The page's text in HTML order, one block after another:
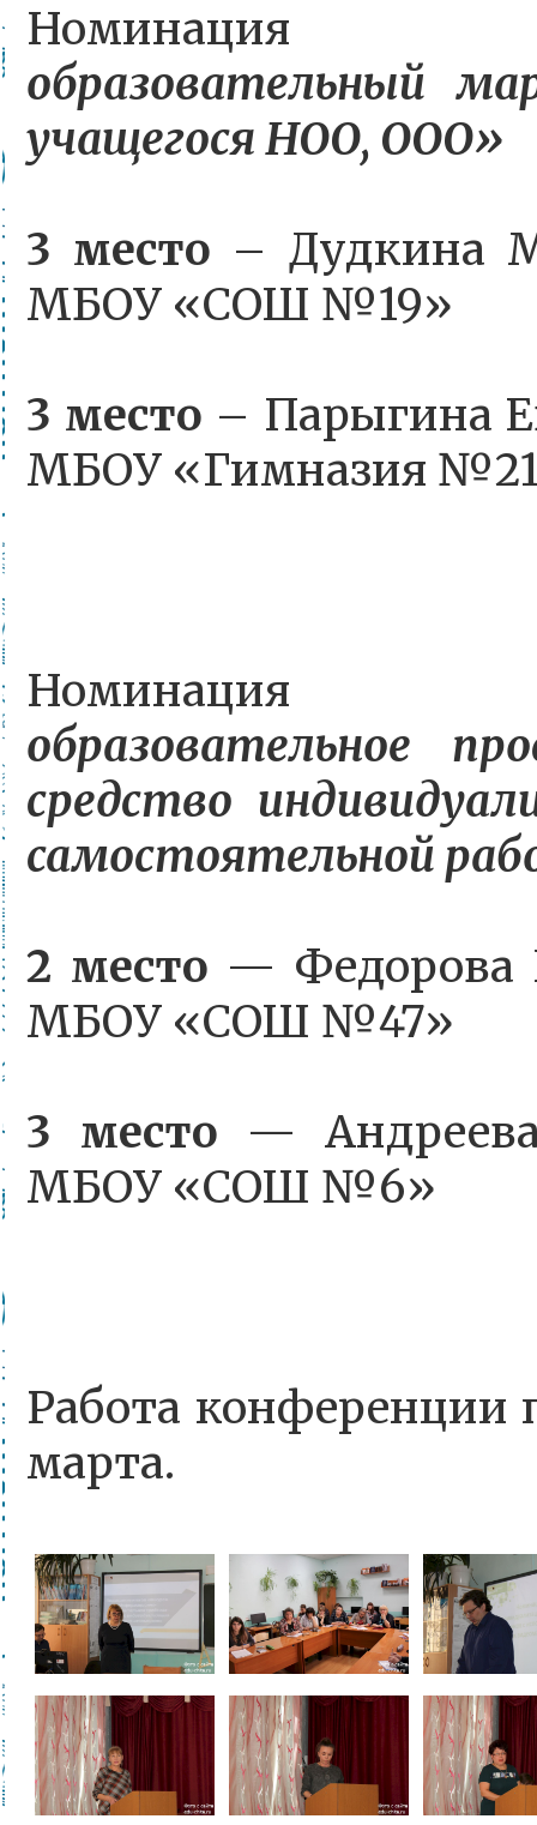
образовательный
учащегося НОО, ООО»
3 место – Дудкина
МБОУ «СОШ №19»
3 место – Парыгина
МБОУ «Гимназия
образовательное
средство
самостоятельной
2 место — Федорова
МБОУ «СОШ №47»
3 место —
МБОУ «СОШ №6»
Работа конференции
марта.